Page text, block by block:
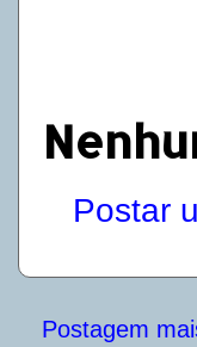
Postar
Postagem